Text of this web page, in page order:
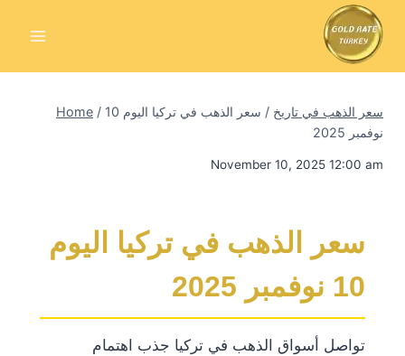
Home / سعر الذهب في تاريخ /
سعر الذهب في تركيا اليوم 10
نوفمبر 2025
November 10, 2025 12:00 am
سعر الذهب في تركيا اليوم
10 نوفمبر 2025
تواصل أسواق الذهب في تركيا جذب اهتمام